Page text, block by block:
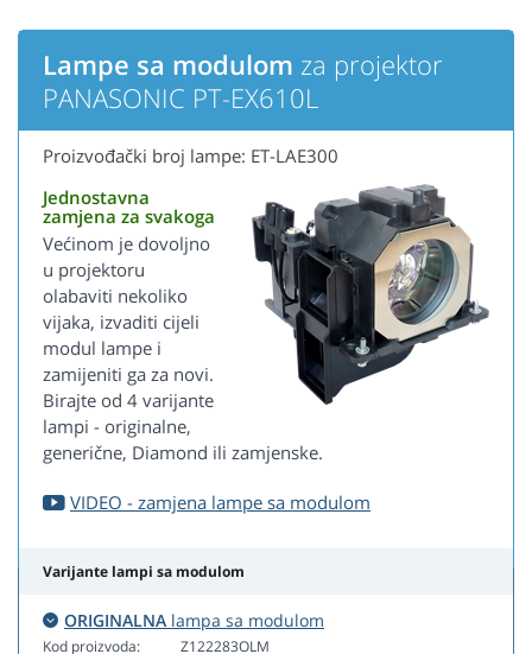
Lampe sa modulom za projektor
PANASONIC PT-EX610L
Proizvođački broj lampe: ET-LAE300
Jednostavna
zamjena za svakoga
Većinom je dovoljno
u projektoru
olabaviti nekoliko
vijaka, izvaditi cijeli
modul lampe i
zamijeniti ga za novi.
Birajte od 4 varijante
lampi - originalne,
generične, Diamond ili zamjenske.
VIDEO - zamjena lampe sa modulom
Varijante lampi sa modulom
ORIGINALNA lampa sa modulom
Kod proizvoda:
Z122283OLM